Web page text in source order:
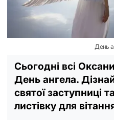
День
Сьогодні всі
День ангела.
святої заступниці
листівку для